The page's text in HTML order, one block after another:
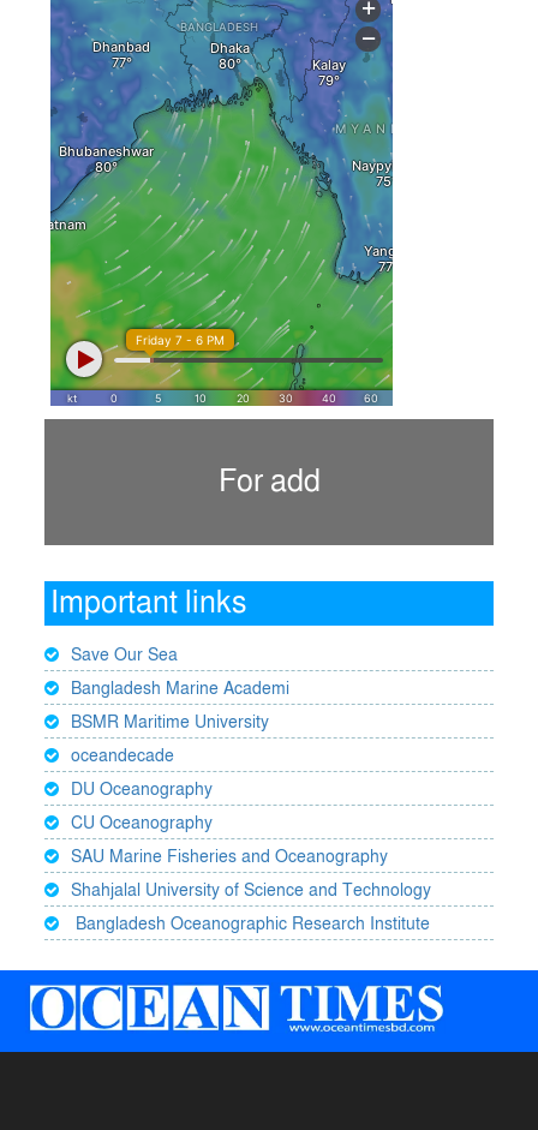
For add
Important links
Save Our Sea
Bangladesh Marine Academi
BSMR Maritime University
oceandecade
DU Oceanography
CU Oceanography
SAU Marine Fisheries and Oceanography
Shahjalal University of Science and Technology
Bangladesh Oceanographic Research Institute